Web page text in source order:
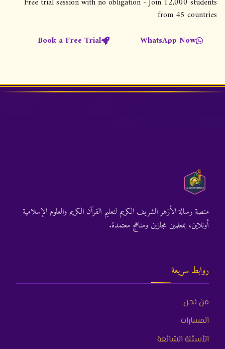
اfrom 45 countries
WhatsApp Now
Book a Free Trial
منصة رسالة الأزهر الشريف الكريم لتعليم القرآن الكريم والعلوم الإسلامية
أونلاين، بمعلمين مجازين ومناهج معتمدة.
روابط سريعة
من نحن
المسارات
الأسئلة الشائعة